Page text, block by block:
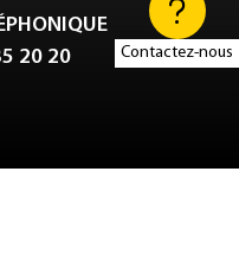
Contactez-nous
20 20